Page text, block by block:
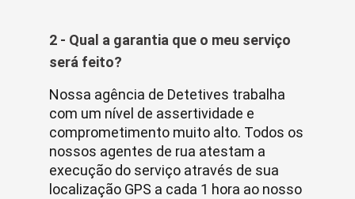
2 - Qual a garantia que o meu serviço
será feito?
Nossa agência de Detetives trabalha
com um nível de assertividade e
comprometimento muito alto. Todos os
nossos agentes de rua atestam a
execução do serviço através de sua
localização GPS a cada 1 hora ao nosso